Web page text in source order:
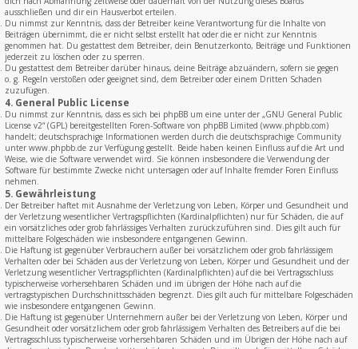
ausschließen und dir ein Hausverbot erteilen.
Du nimmst zur Kenntnis, dass der Betreiber keine Verantwortung für die Inhalte von
Beiträgen übernimmt, die er nicht selbst erstellt hat oder die er nicht zur Kenntnis
genommen hat. Du gestattest dem Betreiber, dein Benutzerkonto, Beiträge und Funktionen
jederzeit zu löschen oder zu sperren.
Du gestattest dem Betreiber darüber hinaus, deine Beiträge abzuändern, sofern sie gegen
o. g. Regeln verstoßen oder geeignet sind, dem Betreiber oder einem Dritten Schaden
zuzufügen.
4. General Public License
Du nimmst zur Kenntnis, dass es sich bei phpBB um eine unter der „GNU General Public
License v2“ (GPL) bereitgestellten Foren-Software von phpBB Limited (www.phpbb.com)
handelt; deutschsprachige Informationen werden durch die deutschsprachige Community
unter www.phpbb.de zur Verfügung gestellt. Beide haben keinen Einfluss auf die Art und
Weise, wie die Software verwendet wird. Sie können insbesondere die Verwendung der
Software für bestimmte Zwecke nicht untersagen oder auf Inhalte fremder Foren Einfluss
nehmen.
5. Gewährleistung
Der Betreiber haftet mit Ausnahme der Verletzung von Leben, Körper und Gesundheit und
der Verletzung wesentlicher Vertragspflichten (Kardinalpflichten) nur für Schäden, die auf
ein vorsätzliches oder grob fahrlässiges Verhalten zurückzuführen sind. Dies gilt auch für
mittelbare Folgeschäden wie insbesondere entgangenen Gewinn.
Die Haftung ist gegenüber Verbrauchern außer bei vorsätzlichem oder grob fahrlässigem
Verhalten oder bei Schäden aus der Verletzung von Leben, Körper und Gesundheit und der
Verletzung wesentlicher Vertragspflichten (Kardinalpflichten) auf die bei Vertragsschluss
typischerweise vorhersehbaren Schäden und im übrigen der Höhe nach auf die
vertragstypischen Durchschnittsschäden begrenzt. Dies gilt auch für mittelbare Folgeschäden
wie insbesondere entgangenen Gewinn.
Die Haftung ist gegenüber Unternehmern außer bei der Verletzung von Leben, Körper und
Gesundheit oder vorsätzlichem oder grob fahrlässigem Verhalten des Betreibers auf die bei
Vertragsschluss typischerweise vorhersehbaren Schäden und im Übrigen der Höhe nach auf